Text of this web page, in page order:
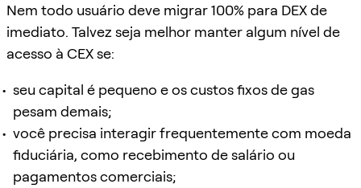
Nem todo usuário deve migrar 100% para DEX de
imediato. Talvez seja melhor manter algum nível de
acesso à CEX se:
seu capital é pequeno e os custos fixos de gas
pesam demais;
você precisa interagir frequentemente com moeda
fiduciária, como recebimento de salário ou
pagamentos comerciais;